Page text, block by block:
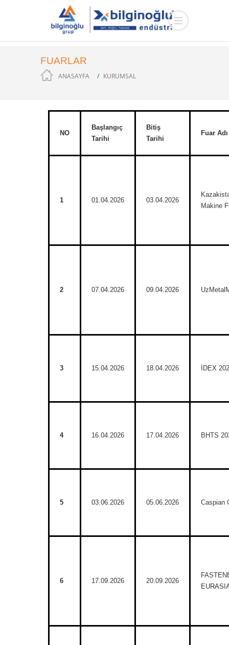
FUARLAR
ANASAYFA KURUMSAL
NO
Başlangıç
Tarihi
Bitiş
Tarihi
Fuar Adı
1 01.04.2026 03.04.2026
Makine
2 07.04.2026 09.04.2026
3 15.04.2026 18.04.2026 İDEX
4 16.04.2026 17.04.2026 BHTS
5 03.06.2026 05.06.2026 Caspian
6 17.09.2026 20.09.2026